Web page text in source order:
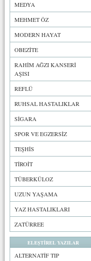
MEDYA
MEHMET ÖZ
MODERN HAYAT
OBEZİTE
RAHİM AĞZI KANSERİ
AŞISI
REFLÜ
RUHSAL HASTALIKLAR
SİGARA
SPOR VE EGZERSİZ
TEŞHİS
TİROİT
TÜBERKÜLOZ
UZUN YAŞAMA
YAZ HASTALIKLARI
ZATÜRREE
ELEŞTİREL YAZILAR
ALTERNATİF TIP